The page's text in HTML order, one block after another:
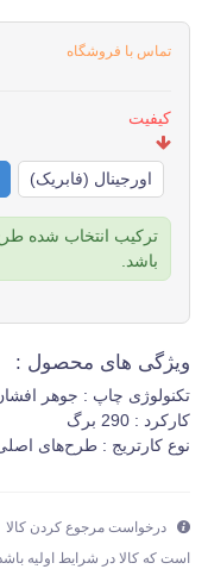
تماس با فروشگاه
کیفیت
اورجینال (فابریک)
ترکیب انتخاب شده
باشد.
ویژگی های محصول :
تکنولوژی چاپ : جوهر
کارکرد : 290 برگ
نوع کارتریج : طرح‌های
درخواست مرجوع کردن کالا
است که کالا در شرایط اولیه